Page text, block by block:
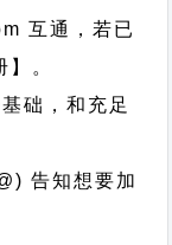
互通，若已
。
础，和充足
告知想要加